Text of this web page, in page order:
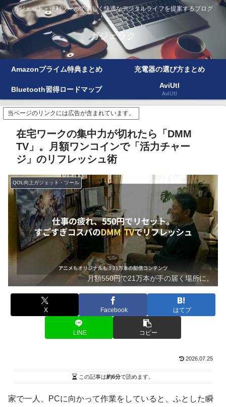
ガジェット＋便利ツールで楽しく快適なデジタルライフを提案するブログ
ガジェラク
Amazonプライム特典まとめ 充電器の選び方まとめ
Bluetooth習得ロードマップ AviUtl
AviUtl
当ページのリンクには広告が含まれています。
在宅ワークの集中力が切れたら「DMM
TV」。月額ワンコインで「活力チャー
ジ」のリフレッシュ術
QOL向上ガジェット・ツール
月額550円で21万本が手の届く場所に。
X Facebook はてブ
LINE コピー
2026.07.25
この記事は約6分で読めます。
家で一人、PCに向かって作業をしていると、ふとした瞬